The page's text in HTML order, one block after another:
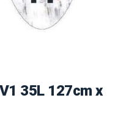
35L 127cm x